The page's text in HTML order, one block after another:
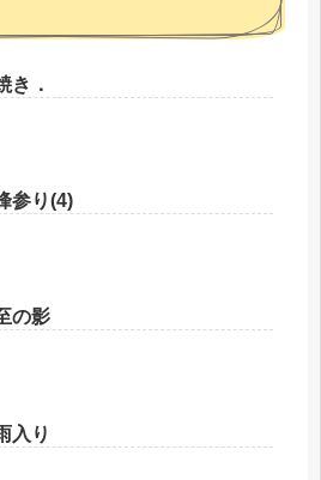
き．
参り(4)
の影
入り